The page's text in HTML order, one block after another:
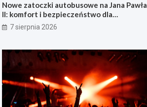
Nowe zatoczki autobusowe na Jana Pawła
II: komfort i bezpieczeństwo dla
mieszkańców!
7 sierpnia 2026